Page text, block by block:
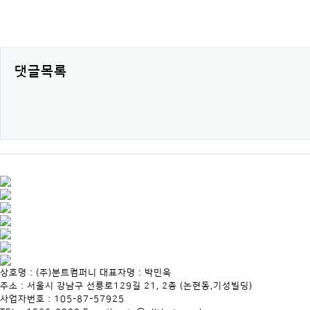
댓글목록
상호명 : (주)분트컴퍼니 대표자명 : 박민욱
주소 : 서울시 강남구 선릉로129길 21, 2층 (논현동,기성빌딩)
사업자번호 : 105-87-57925